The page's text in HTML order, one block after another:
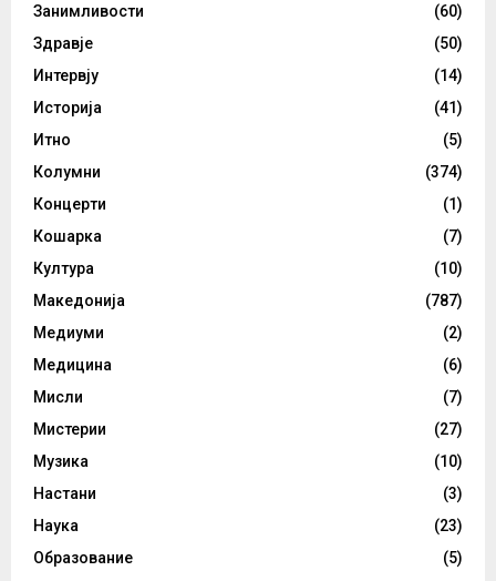
Занимливости
(60)
Здравје
(50)
Интервју
(14)
Историја
(41)
Итно
(5)
Колумни
(374)
Концерти
(1)
Кошарка
(7)
Култура
(10)
Македонија
(787)
Медиуми
(2)
Медицина
(6)
Мисли
(7)
Мистерии
(27)
Музика
(10)
Настани
(3)
Наука
(23)
Образование
(5)